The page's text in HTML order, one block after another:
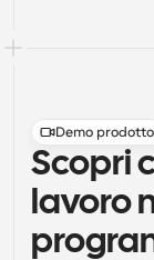
Demo prodotto
Scopri
lavoro